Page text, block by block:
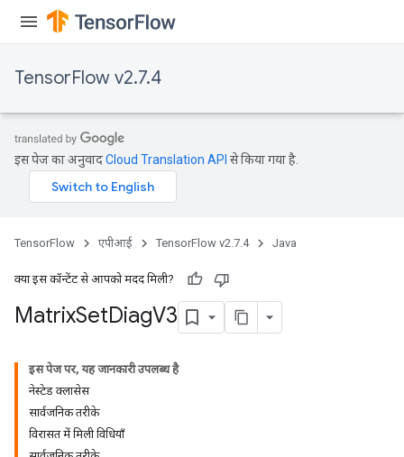
TensorFlow v2.7.4
इस पेज का अनुवादCloud Translation API से किया गया है.
TensorFlow एपीआई TensorFlow v2.7.4 Java
क्या इस कॉन्टेंट से आपको मदद मिली?
MatrixSetDiagV3
इस पेज पर, यह जानकारी उपलब्ध है
नेस्टेड क्लासेस
सार्वजनिक तरीके
विरासत में मिली विधियाँ